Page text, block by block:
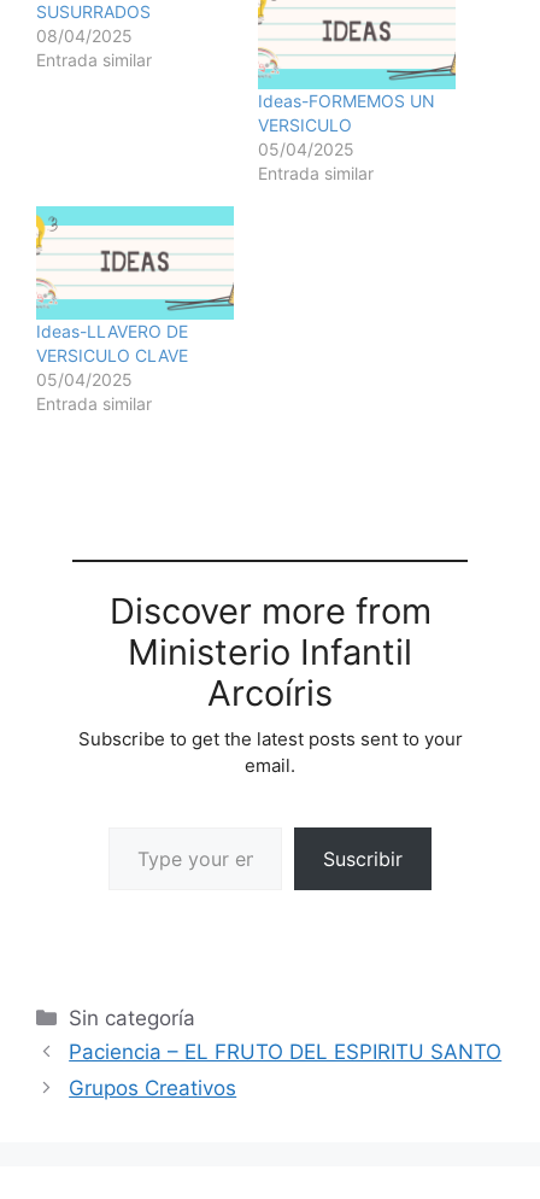
SUSURRADOS
08/04/2025
Entrada similar
Ideas-FORMEMOS UN
VERSICULO
05/04/2025
Entrada similar
Ideas-LLAVERO DE
VERSICULO CLAVE
05/04/2025
Entrada similar
Discover more from
Ministerio Infantil
Arcoíris
Subscribe to get the latest posts sent to your
email.
Suscribir
Sin categoría
Paciencia – EL FRUTO DEL ESPIRITU SANTO
Grupos Creativos